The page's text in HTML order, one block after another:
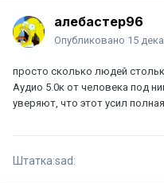
алебастер96
Опубликовано 15
просто сколько людей
Аудио 5.0к от человека под
уверяют, что этот усил
Штатка:sad: